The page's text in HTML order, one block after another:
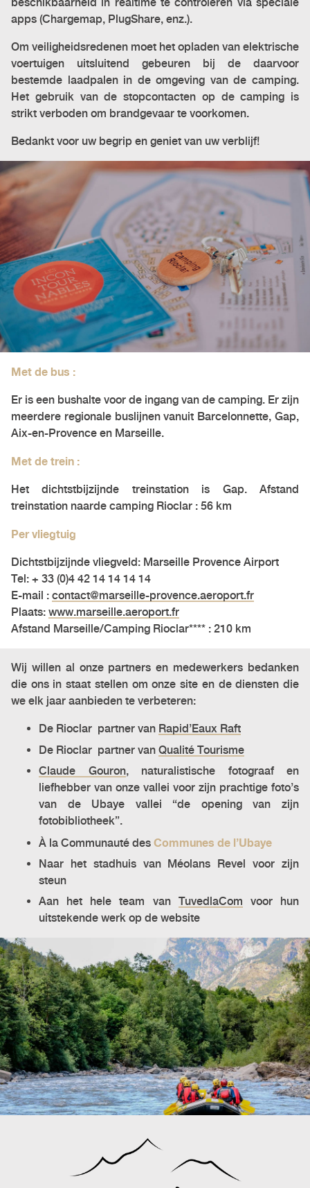
apps (Chargemap, PlugShare, enz.).
Om veiligheidsredenen moet het opladen van elektrische
voertuigen uitsluitend gebeuren bij de daarvoor
bestemde laadpalen in de omgeving van de camping.
Het gebruik van de stopcontacten op de camping is
strikt verboden om brandgevaar te voorkomen.
Bedankt voor uw begrip en geniet van uw verblijf!
Met de bus :
Er is een bushalte voor de ingang van de camping. Er zijn
meerdere regionale buslijnen vanuit Barcelonnette, Gap,
Aix-en-Provence en Marseille.
Met de trein :
Het dichtstbijzijnde treinstation is Gap. Afstand
treinstation naarde camping Rioclar : 56 km
Per vliegtuig
Dichtstbijzijnde vliegveld: Marseille Provence Airport
Tel: + 33 (0)4 42 14 14 14 14
E-mail : contact@marseille-provence.aeroport.fr
Plaats: www.marseille.aeroport.fr
Afstand Marseille/Camping Rioclar**** : 210 km
Wij willen al onze partners en medewerkers bedanken
die ons in staat stellen om onze site en de diensten die
we elk jaar aanbieden te verbeteren:
De Rioclar partner van Rapid’Eaux Raft
De Rioclar partner van Qualité Tourisme
Claude Gouron, naturalistische fotograaf en
liefhebber van onze vallei voor zijn prachtige foto’s
van de Ubaye vallei “de opening van zijn
fotobibliotheek”.
À la Communauté des Communes de l’Ubaye
Naar het stadhuis van Méolans Revel voor zijn
steun
Aan het hele team van TuvedlaCom voor hun
uitstekende werk op de website